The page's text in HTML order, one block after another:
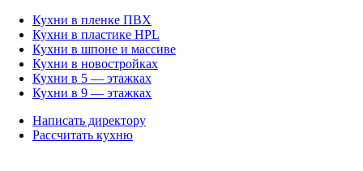
Кухни в пленке ПВХ
Кухни в пластике HPL
Кухни в шпоне и массиве
Кухни в новостройках
Кухни в 5 — этажках
Кухни в 9 — этажках
Написать директору
Рассчитать кухню